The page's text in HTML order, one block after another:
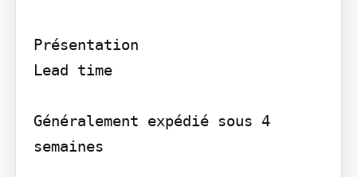
Présentation
Lead time
Généralement expédié sous 4
semaines